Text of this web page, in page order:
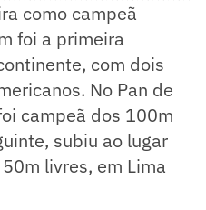
como campeã
foi a primeira
com dois
No Pan de
campeã dos 100m
subiu ao lugar
livres, em Lima